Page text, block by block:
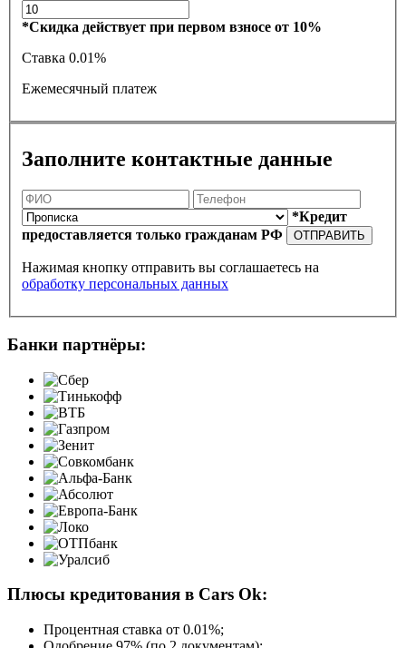
*Скидка действует при первом взносе от 10%
Ставка 0.01%
Ежемесячный платеж
Заполните контактные данные
*Кредит
предоставляется только гражданам РФ
ОТПРАВИТЬ
Нажимая кнопку отправить вы соглашаетесь на
обработку персональных данных
Банки партнёры:
Плюсы кредитования в Cars Ok:
Процентная ставка от 0.01%;